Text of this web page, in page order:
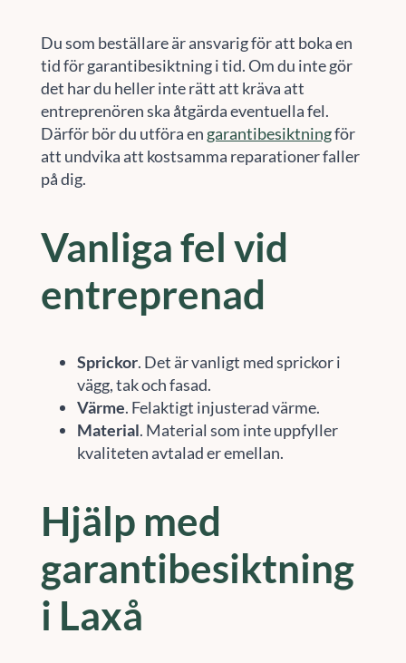
Du som beställare är ansvarig för att boka en
tid för garantibesiktning i tid. Om du inte gör
det har du heller inte rätt att kräva att
entreprenören ska åtgärda eventuella fel.
Därför bör du utföra en garantibesiktningför
att undvika att kostsamma reparationer faller
på dig.
Vanliga fel vid
entreprenad
Sprickor. Det är vanligt med sprickor i
vägg, tak och fasad.
Värme. Felaktigt injusterad värme.
Material. Material som inte uppfyller
kvaliteten avtalad er emellan.
Hjälp med
garantibesiktning
i Laxå